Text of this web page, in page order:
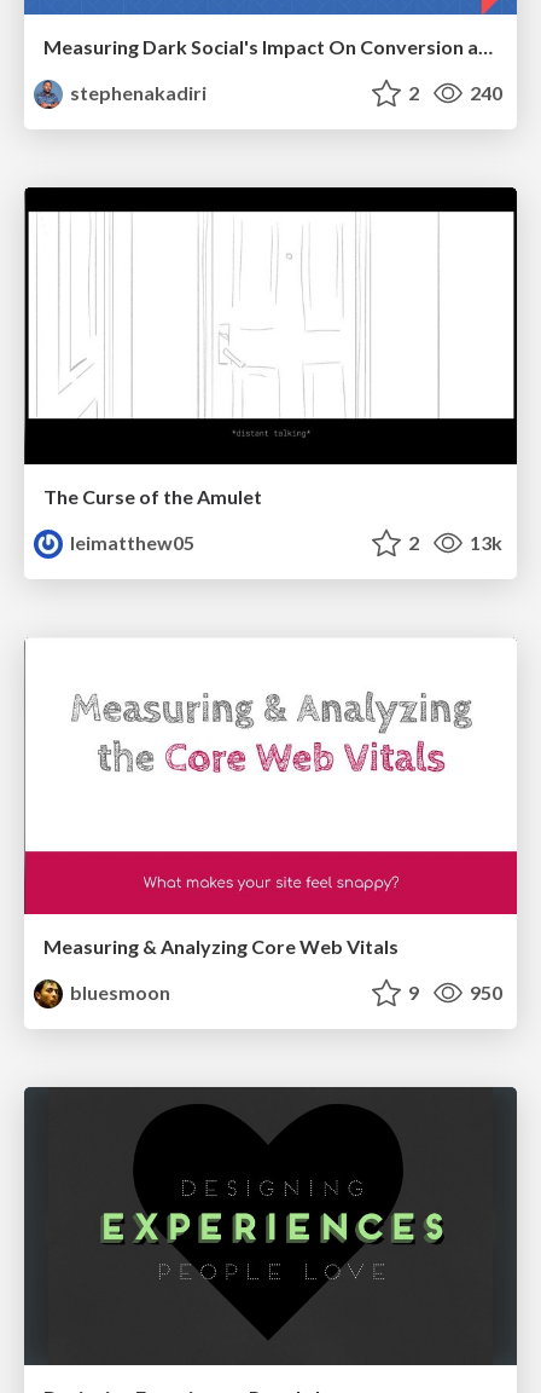
stephenakadiri
2 240
The Curse of the Amulet
leimatthew05
2 13k
Measuring & Analyzing Core Web Vitals
bluesmoon
9 950